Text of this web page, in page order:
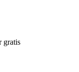
gratis